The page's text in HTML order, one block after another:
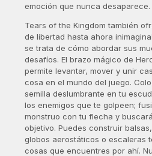
emoción que nunca desaparece.
Tears of the Kingdom también
de libertad hasta ahora
se trata de cómo abordar sus
desafíos. El brazo mágico de
permite levantar, mover y unir
cosa en el mundo del juego.
semilla deslumbrante en tu
los enemigos que te golpeen;
monstruo con tu flecha y
objetivo. Puedes construir
globos aerostáticos o escaleras
cosas que encuentres por ahí.